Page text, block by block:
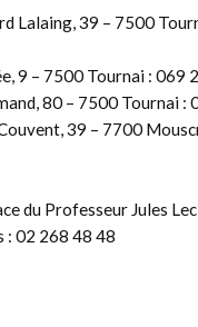
Lalaing, 39 – 7500
9 – 7500 Tournai : 069
80 – 7500 Tournai
39 – 7700
du Professeur Jules
: 02 268 48 48